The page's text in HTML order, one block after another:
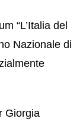
“L’Italia del
Nazionale di
Giorgia